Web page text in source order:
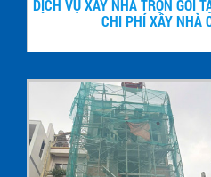
DỊCH VỤ XÂY NHÀ TRỌN GÓI
CHI PHÍ XÂY NHÀ